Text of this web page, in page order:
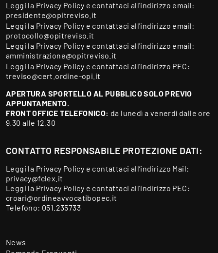
Leggi la Privacy Policy e contattaci all'indirizzo email:
presidente@opitreviso.it
Leggi la Privacy Policy e contattaci all'indirizzo email:
protocollo@opitreviso.it
Leggi la Privacy Policy e contattaci all'indirizzo email:
amministrazione@opitreviso.it
Leggi la Privacy Policy e contattaci all'indirizzo PEC:
treviso@cert.ordine-opi.it
APERTURA SPORTELLO AL PUBBLICO SOLO PREVIO
APPUNTAMENTO.
FRONT OFFICE TELEFONICO: da lunedì a venerdì dalle ore
9.30 alle 12.30
CONTATTO RESPONSABILE PROTEZIONE DATI:
Leggi la Privacy Policy e contattaci all’indirizzo Mail:
privacy@fclex.it
Leggi la Privacy Policy e contattaci all’indirizzo PEC:
croari@ordineavvocatibopec.it
Telefono: 051.235733
News